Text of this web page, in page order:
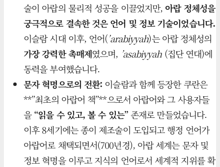
술이 아랍의 물리적 성공을 이끌었지만, 아랍 정체성을
궁극적으로 결속한 것은 언어 및 정보 기술이었습니다.
이슬람 시대 이후, 언어(’arabiyyah)는 아랍 정체성의
가장 강력한 촉매제였으며, ’asabiyyah(집단 연대)에
동력을 부여했습니다.
문자 혁명으로의 전환: 이슬람과 함께 등장한 쿠란은
**”최초의 아랍어 책”**으로서 아랍어와 그 사용자들
을“읽을 수 있고, 볼 수 있는”존재로 만들었습니다.
이후 8세기에는 종이 제조술이 도입되고 행정 언어가
아랍어로 채택되면서(700년경), 아랍 세계는 문자 및
정보 혁명을 이루고 지식의 언어로서 세계적 지위를 확